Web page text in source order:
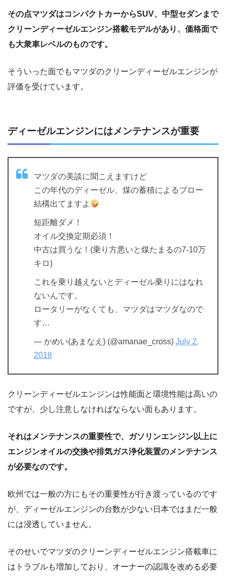
その点マツダはコンパクトカーからSUV、中型セダンまで
クリーンディーゼルエンジン搭載モデルがあり、価格面で
も大衆車レベルのものです。
そういった面でもマツダのクリーンディーゼルエンジンが
評価を受けています。
ディーゼルエンジンにはメンテナンスが重要
マツダの美談に聞こえますけど
この年代のディーゼル、煤の蓄積によるブロー
結構出てますよ
短距離ダメ！
オイル交換定期必須！
中古は買うな！(乗り方悪いと煤たまるの7-10万
キロ)
これを乗り越えないとディーゼル乗りにはなれ
ないんです。
ロータリーがなくても、マツダはマツダなので
す…
— かめい(あまなえ) (@amanae_cross) July 2,
2018
クリーンディーゼルエンジンは性能面と環境性能は高いの
ですが、少し注意しなければならない面もあります。
それはメンテナンスの重要性で、ガソリンエンジン以上に
エンジンオイルの交換や排気ガス浄化装置のメンテナンス
が必要なのです。
欧州では一般の方にもその重要性が行き渡っているのです
が、ディーゼルエンジンの台数が少ない日本ではまだ一般
には浸透していません。
そのせいでマツダのクリーンディーゼルエンジン搭載車に
はトラブルも増加しており、オーナーの認識を改める必要